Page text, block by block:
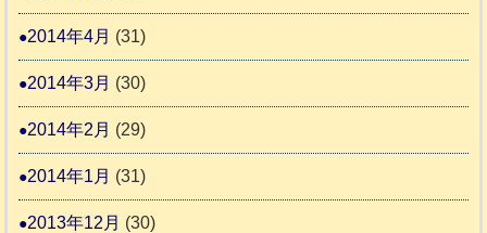
2014年4月 (31)
2014年3月 (30)
2014年2月 (29)
2014年1月 (31)
2013年12月 (30)